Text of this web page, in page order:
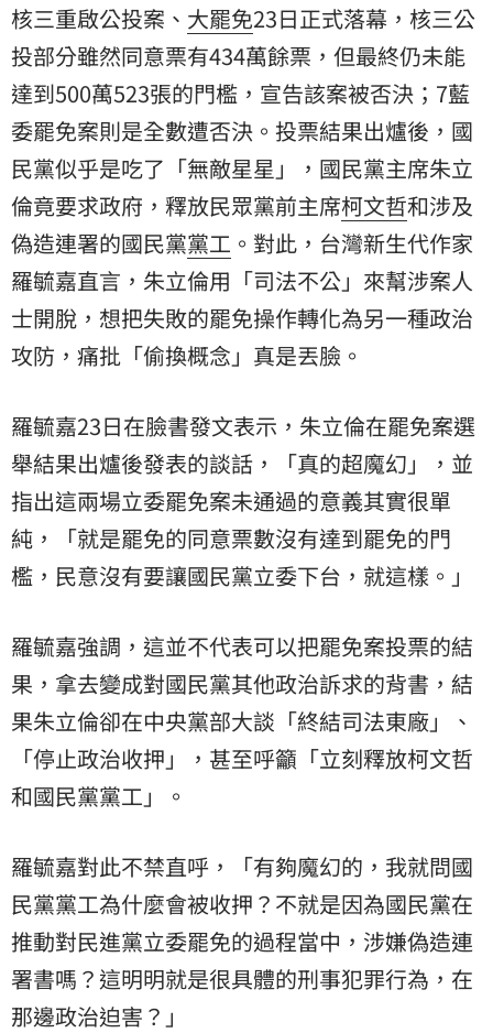
核三重啟公投案、 大罷免23日正式落幕，核三公
投部分雖然同意票有434萬餘票，但最終仍未能
達到500萬523張的門檻，宣告該案被否決；7藍
委罷免案則是全數遭否決。投票結果出爐後， 國
民黨似乎是吃了「無敵星星」，國民黨主席朱立
倫竟要求政府，釋放民眾黨前主席柯文哲和涉及
偽造連署的國民黨黨工 。對此，台灣新生代作家
羅毓嘉直言，朱立倫用「司法不公」來幫涉案人
士開脫，想把失敗的罷免操作轉化為另一種政治
攻防，痛批「偷換概念」真是丟臉。
羅毓嘉23日在臉書發文表示，朱立倫在罷免案選
舉結果出爐後發表的談話，「真的超魔幻」，並
指出這兩場立委罷免案未通過的意義其實很單
純，「就是罷免的同意票數沒有達到罷免的門
檻，民意沒有要讓國民黨立委下台，就這樣。」
羅毓嘉強調，這並不代表可以把罷免案投票的結
果，拿去變成對國民黨其他政治訴求的背書，結
果朱立倫卻在中央黨部大談「終結司法東廠」、
「停止政治收押」，甚至呼籲「立刻釋放柯文哲
和國民黨黨工」。
羅毓嘉對此不禁直呼，「有夠魔幻的，我就問國
民黨黨工為什麼會被收押？不就是因為國民黨在
推動對民進黨立委罷免的過程當中，涉嫌偽造連
署書嗎？這明明就是很具體的刑事犯罪行為，在
那邊政治迫害？」